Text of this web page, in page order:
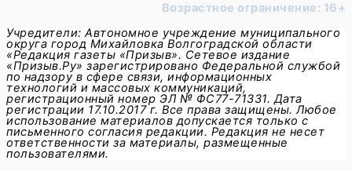
Возрастное ограничение: 16+
Учредители: Автономное учреждение муниципального
округа город Михайловка Волгоградской области
«Редакция газеты «Призыв». Сетевое издание
«Призыв.Ру» зарегистрировано Федеральной службой
по надзору в сфере связи, информационных
технологий и массовых коммуникаций,
регистрационный номер ЭЛ № ФС77-71331. Дата
регистрации 17.10.2017 г. Все права защищены. Любое
использование материалов допускается только с
письменного согласия редакции. Редакция не несет
ответственности за материалы, размещенные
пользователями.